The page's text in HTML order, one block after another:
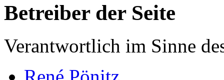
Betreiber der Seite
Verantwortlich im Sinne